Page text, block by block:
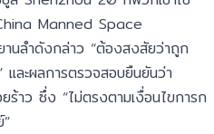
Manned Space
ลำดังกล่าว “ต้องสงสัยว่าถูก
และผลการตรวจสอบยืนยันว่า
ร้าว ซึ่ง “ไม่ตรงตามเงื่อนไขการก